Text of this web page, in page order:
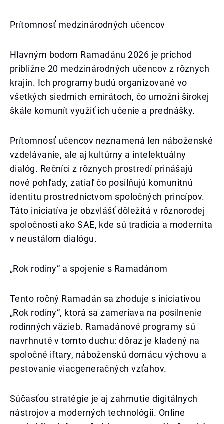
Prítomnosť medzinárodných učencov
Hlavným bodom Ramadánu 2026 je príchod
približne 20 medzinárodných učencov z rôznych
krajín. Ich programy budú organizované vo
všetkých siedmich emirátoch, čo umožní širokej
škále komunít využiť ich učenie a prednášky.
Prítomnosť učencov neznamená len náboženské
vzdelávanie, ale aj kultúrny a intelektuálny
dialóg. Rečníci z rôznych prostredí prinášajú
nové pohľady, zatiaľ čo posilňujú komunitnú
identitu prostredníctvom spoločných princípov.
Táto iniciatíva je obzvlášť dôležitá v rôznorodej
spoločnosti ako SAE, kde sú tradícia a modernita
v neustálom dialógu.
„Rok rodiny“ a spojenie s Ramadánom
Tento ročný Ramadán sa zhoduje s iniciatívou
„Rok rodiny“, ktorá sa zameriava na posilnenie
rodinných väzieb. Ramadánové programy sú
navrhnuté v tomto duchu: dôraz je kladený na
spoločné iftary, náboženskú domácu výchovu a
pestovanie viacgeneračných vzťahov.
Súčasťou stratégie je aj zahrnutie digitálnych
nástrojov a moderných technológií. Online